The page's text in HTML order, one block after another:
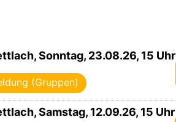
Sonntag, 23.08.26, 15 Uhr
(Gruppen)
Samstag, 12.09.26, 15 Uhr